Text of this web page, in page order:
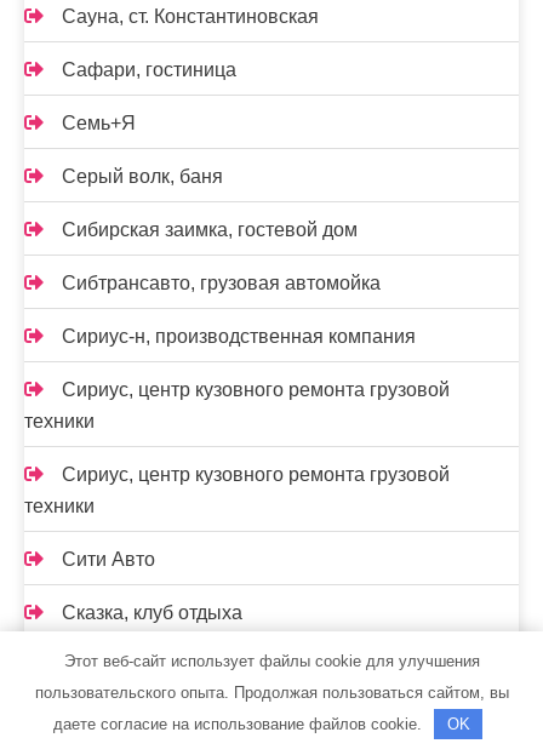
Сауна, ст. Константиновская
Сафари, гостиница
Семь+Я
Серый волк, баня
Сибирская заимка, гостевой дом
Сибтрансавто, грузовая автомойка
Сириус-н, производственная компания
Сириус, центр кузовного ремонта грузовой
техники
Сириус, центр кузовного ремонта грузовой
техники
Сити Авто
Сказка, клуб отдыха
Скиф, автомойка
Скиф, автомойка
Этот веб-сайт использует файлы cookie для улучшения
пользовательского опыта. Продолжая пользоваться сайтом, вы
даете согласие на использование файлов cookie.
OK